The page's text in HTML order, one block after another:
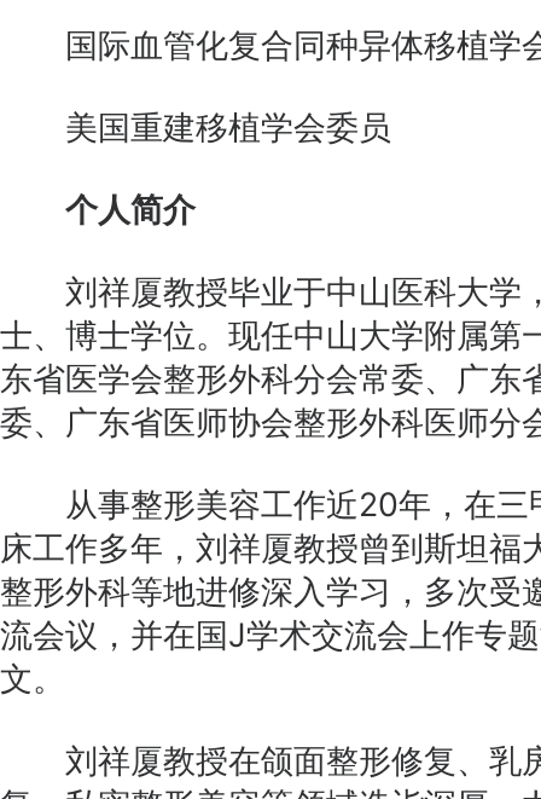
国际血管化复合同种异体移植学
美国重建移植学会委员
个人简介
刘祥厦教授毕业于中山医科大学
士、博士学位。现任中山大学附属第
东省医学会整形外科分会常委、广东
委、广东省医师协会整形外科医师分
从事整形美容工作近20年，在三
床工作多年，刘祥厦教授曾到斯坦福
整形外科等地进修深入学习，多次受
流会议，并在国J学术交流会上作专
文。
刘祥厦教授在颌面整形修复、乳